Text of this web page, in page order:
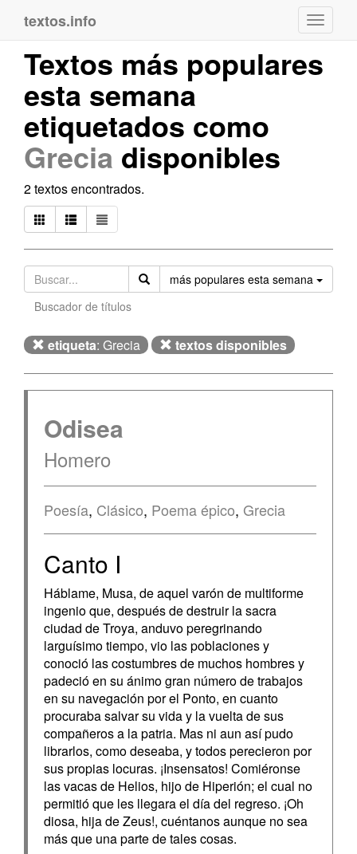
textos.info
Textos más populares
esta semana
etiquetados como
Grecia disponibles
2 textos encontrados.
más populares esta semana
Buscador de títulos
etiqueta: Grecia textos disponibles
Odisea
Homero
Poesía, Clásico, Poema épico, Grecia
Canto I
Háblame, Musa, de aquel varón de multiforme
ingenio que, después de destruir la sacra
ciudad de Troya, anduvo peregrinando
larguísimo tiempo, vio las poblaciones y
conoció las costumbres de muchos hombres y
padeció en su ánimo gran número de trabajos
en su navegación por el Ponto, en cuanto
procuraba salvar su vida y la vuelta de sus
compañeros a la patria. Mas ni aun así pudo
librarlos, como deseaba, y todos perecieron por
sus propias locuras. ¡Insensatos! Comiéronse
las vacas de Helios, hijo de Hiperión; el cual no
permitió que les llegara el día del regreso. ¡Oh
diosa, hija de Zeus!, cuéntanos aunque no sea
más que una parte de tales cosas.